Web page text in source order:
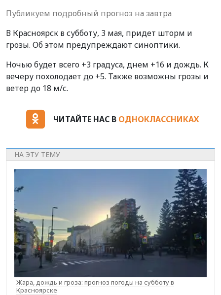
Публикуем подробный прогноз на завтра
В Красноярск в субботу, 3 мая, придет шторм и
грозы. Об этом предупреждают синоптики.
Ночью будет всего +3 градуса, днем +16 и дождь. К
вечеру похолодает до +5. Также возможны грозы и
ветер до 18 м/с.
ЧИТАЙТЕ НАС В ОДНОКЛАССНИКАХ
НА ЭТУ ТЕМУ
Жара, дождь и гроза: прогноз погоды на субботу в
Красноярске